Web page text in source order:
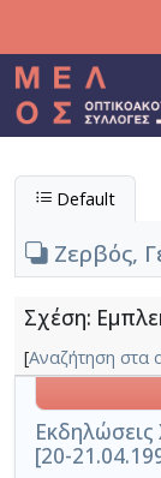
Default
Ζερβός,
Σχέση:
[Αναζήτηση στα
[20-